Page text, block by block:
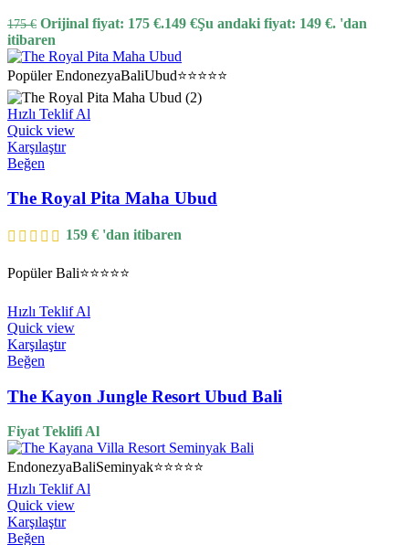
175€ Orijinal fiyat: 175 €.149 €Şu andaki fiyat: 149 €. 'dan
itibaren
Popüler EndonezyaBaliUbud⭐⭐⭐⭐⭐
Hızlı Teklif Al
Quick view
Karşılaştır
Beğen
The Royal Pita Maha Ubud
159 € 'dan itibaren
Popüler Bali⭐⭐⭐⭐⭐
Hızlı Teklif Al
Quick view
Karşılaştır
Beğen
The Kayon Jungle Resort Ubud Bali
Fiyat Teklifi Al
EndonezyaBaliSeminyak⭐⭐⭐⭐⭐
Hızlı Teklif Al
Quick view
Karşılaştır
Beğen